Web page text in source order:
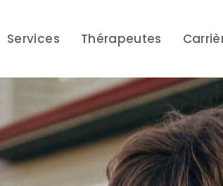
Services Thérapeutes